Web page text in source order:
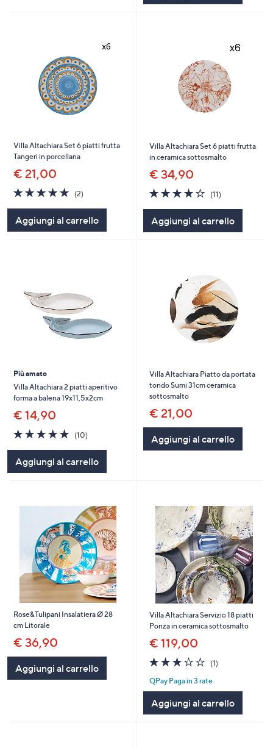
Villa Altachiara Set 6 piatti frutta
Tangeri in porcellana
€ 21,00
5.0
of
Stars
(2)2
Aggiungi al carrello
Villa Altachiara Set 6 piatti frutta
in ceramica sottosmalto
€ 34,90
3.7
of
Stars
(11)11
Aggiungi al carrello
Più amato
Villa Altachiara 2 piatti aperitivo
forma a balena 19x11,5x2cm
€ 14,90
4.8
of
Stars
(10)10
Aggiungi al carrello
Villa Altachiara Piatto da portata
tondo Sumi 31cm ceramica
sottosmalto
€ 21,00
Aggiungi al carrello
Rose&Tulipani Insalatiera Ø 28
cm Litorale
€ 36,90
Aggiungi al carrello
Villa Altachiara Servizio 18 piatti
Ponza in ceramica sottosmalto
€ 119,00
3.0
of
5
Stars
(1)1
QPay Paga in 3 rate
Aggiungi al carrello